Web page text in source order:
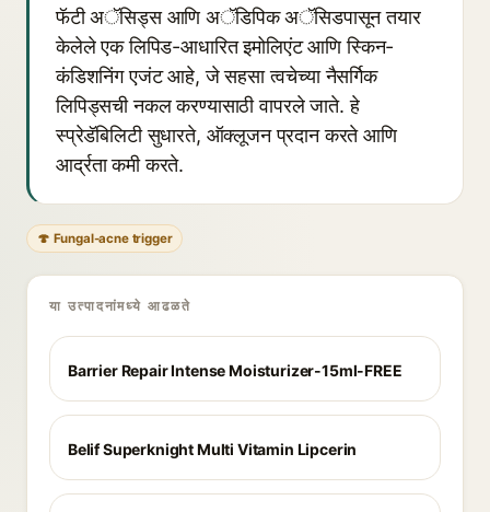
फॅटी अॅसिड्स आणि अॅडिपिक अॅसिडपासून तयार
केलेले एक लिपिड-आधारित इमोलिएंट आणि स्किन-
कंडिशनिंग एजंट आहे, जे सहसा त्वचेच्या नैसर्गिक
लिपिड्सची नकल करण्यासाठी वापरले जाते. हे
स्प्रेडॅबिलिटी सुधारते, ऑक्लूजन प्रदान करते आणि
आर्द्रता कमी करते.
🍄 Fungal-acne trigger
या उत्पादनांमध्ये आढळते
Barrier Repair Intense Moisturizer-15ml-FREE
Belif Superknight Multi Vitamin Lipcerin